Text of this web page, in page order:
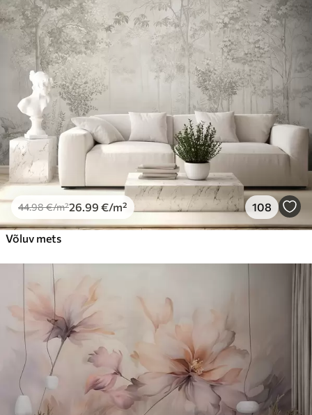
44.98€/m²26 .99 €/m² 108
Võluv mets